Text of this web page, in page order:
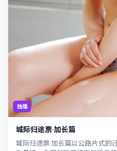
独播
城际归途票·加长篇
城际归途票·加长篇以公路片式的